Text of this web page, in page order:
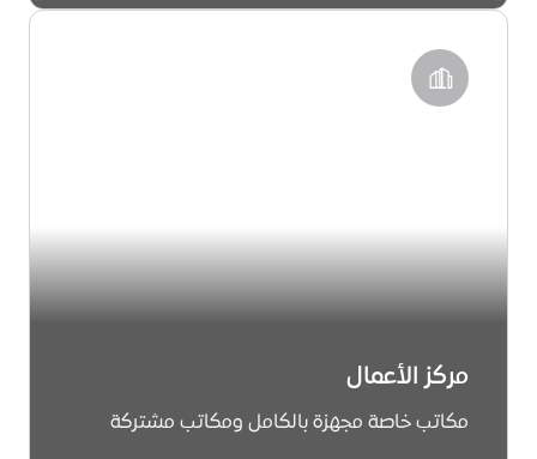
مركز الأعمال
مكاتب خاصة مجهزة بالكامل ومكاتب مشتركة